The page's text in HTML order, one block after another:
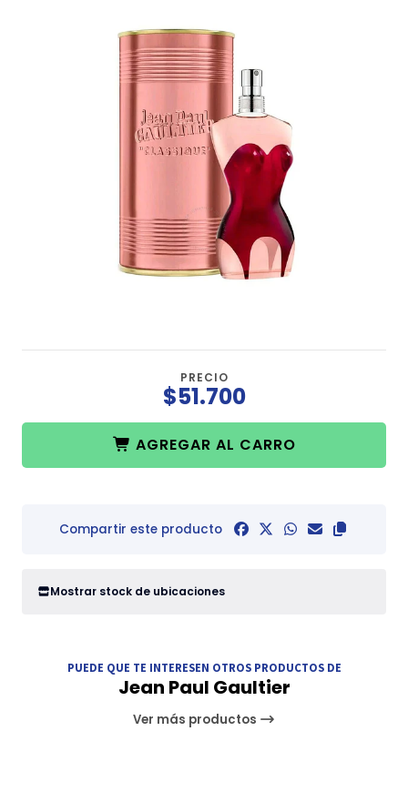
PRECIO
$51.700
AGREGAR AL CARRO
Compartir este producto
Mostrar stock de ubicaciones
PUEDE QUE TE INTERESEN OTROS PRODUCTOS DE
Jean Paul Gaultier
Ver más productos